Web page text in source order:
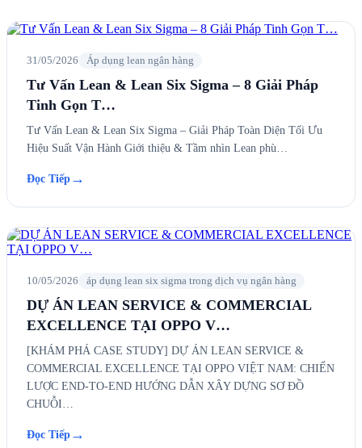
31/05/2026 Áp dụng lean ngân hàng
Tư Vấn Lean & Lean Six Sigma – 8 Giải Pháp
Tinh Gọn T…
Tư Vấn Lean & Lean Six Sigma – Giải Pháp Toàn Diện Tối Ưu
Hiệu Suất Vận Hành Giới thiệu & Tầm nhìn Lean phù…
Đọc Tiếp →
10/05/2026 áp dụng lean six sigma trong dịch vụ ngân hàng
DỰ ÁN LEAN SERVICE & COMMERCIAL
EXCELLENCE TẠI OPPO V…
[KHÁM PHÁ CASE STUDY] DỰ ÁN LEAN SERVICE &
COMMERCIAL EXCELLENCE TẠI OPPO VIỆT NAM: CHIẾN
LƯỢC END-TO-END HƯỚNG DẪN XÂY DỰNG SƠ ĐỒ
CHUỖI…
Đọc Tiếp →